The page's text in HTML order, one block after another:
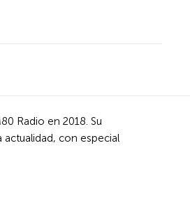
Radio en 2018. Su
con especial